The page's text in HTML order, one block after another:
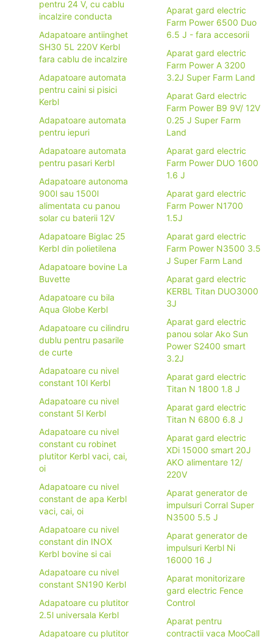
pentru 24 V, cu cablu
incalzire conducta
Adapatoare antiinghet
SH30 5L 220V Kerbl
fara cablu de incalzire
Adapatoare automata
pentru caini si pisici
Kerbl
Adapatoare automata
pentru iepuri
Adapatoare automata
pentru pasari Kerbl
Adapatoare autonoma
900l sau 1500l
alimentata cu panou
solar cu baterii 12V
Adapatoare Biglac 25
Kerbl din polietilena
Adapatoare bovine La
Buvette
Adapatoare cu bila
Aqua Globe Kerbl
Adapatoare cu cilindru
dublu pentru pasarile
de curte
Adapatoare cu nivel
constant 10l Kerbl
Adapatoare cu nivel
constant 5l Kerbl
Adapatoare cu nivel
constant cu robinet
plutitor Kerbl vaci, cai,
oi
Adapatoare cu nivel
constant de apa Kerbl
vaci, cai, oi
Adapatoare cu nivel
constant din INOX
Kerbl bovine si cai
Adapatoare cu nivel
constant SN190 Kerbl
Adapatoare cu plutitor
2.5l universala Kerbl
Adapatoare cu plutitor
Aparat gard electric
Farm Power 6500 Duo
6.5 J - fara accesorii
Aparat gard electric
Farm Power A 3200
3.2J Super Farm Land
Aparat Gard electric
Farm Power B9 9V/ 12V
0.25 J Super Farm
Land
Aparat gard electric
Farm Power DUO 1600
1.6 J
Aparat gard electric
Farm Power N1700
1.5J
Aparat gard electric
Farm Power N3500 3.5
J Super Farm Land
Aparat gard electric
KERBL Titan DUO3000
3J
Aparat gard electric
panou solar Ako Sun
Power S2400 smart
3.2J
Aparat gard electric
Titan N 1800 1.8 J
Aparat gard electric
Titan N 6800 6.8 J
Aparat gard electric
XDi 15000 smart 20J
AKO alimentare 12/
220V
Aparat generator de
impulsuri Corral Super
N3500 5.5 J
Aparat generator de
impulsuri Kerbl Ni
16000 16 J
Aparat monitorizare
gard electric Fence
Control
Aparat pentru
contractii vaca MooCall